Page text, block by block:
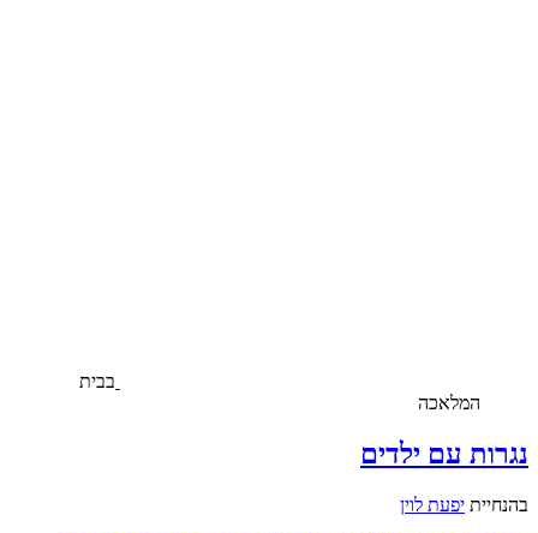
בבית
המלאכה
נגרות עם ילדים
בהנחיית יפעת לוין